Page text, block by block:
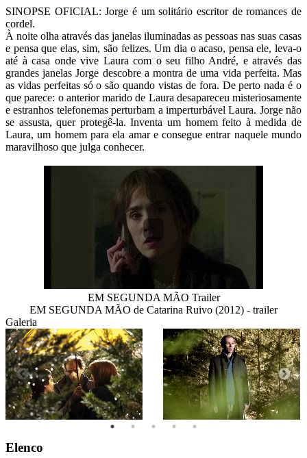
SINOPSE OFICIAL: Jorge é um solitário escritor de romances de
cordel.
À noite olha através das janelas iluminadas as pessoas nas suas casas
e pensa que elas, sim, são felizes. Um dia o acaso, pensa ele, leva-o
até à casa onde vive Laura com o seu filho André, e através das
grandes janelas Jorge descobre a montra de uma vida perfeita. Mas
as vidas perfeitas só o são quando vistas de fora. De perto nada é o
que parece: o anterior marido de Laura desapareceu misteriosamente
e estranhos telefonemas perturbam a imperturbável Laura. Jorge não
se assusta, quer protegê-la. Inventa um homem feito à medida de
Laura, um homem para ela amar e consegue entrar naquele mundo
maravilhoso que julga conhecer.
EM SEGUNDA MÃO Trailer
EM SEGUNDA MÃO de Catarina Ruivo (2012) - trailer
Galeria
Elenco